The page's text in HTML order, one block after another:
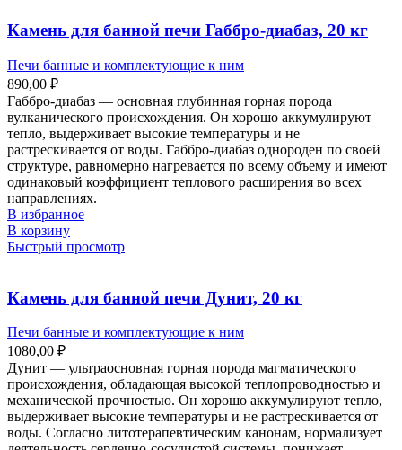
Камень для банной печи Габбро-диабаз, 20 кг
Печи банные и комплектующие к ним
890,00 ₽
Габбро-диабаз — основная глубинная горная порода
вулканического происхождения. Он хорошо аккумулируют
тепло, выдерживает высокие температуры и не
растрескивается от воды. Габбро-диабаз однороден по своей
структуре, равномерно нагревается по всему объему и имеют
одинаковый коэффициент теплового расширения во всех
направлениях.
В избранное
В корзину
Быстрый просмотр
Камень для банной печи Дунит, 20 кг
Печи банные и комплектующие к ним
1080,00 ₽
Дунит — ультраосновная горная порода магматического
происхождения, обладающая высокой теплопроводностью и
механической прочностью. Он хорошо аккумулируют тепло,
выдерживает высокие температуры и не растрескивается от
воды. Согласно литотерапевтическим канонам, нормализует